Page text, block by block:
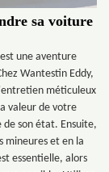
sa voiture
une aventure
Wantestin Eddy,
méticuleux
valeur de votre
son état. Ensuite,
mineures et en la
essentielle, alors